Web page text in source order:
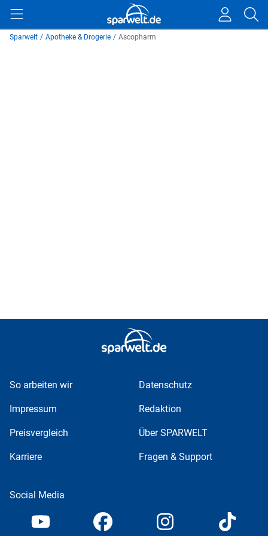
Sparwelt / Apotheke & Drogerie / Ascopharm
So arbeiten wir Datenschutz
Impressum Redaktion
Preisvergleich Über SPARWELT
Karriere Fragen & Support
Social Media